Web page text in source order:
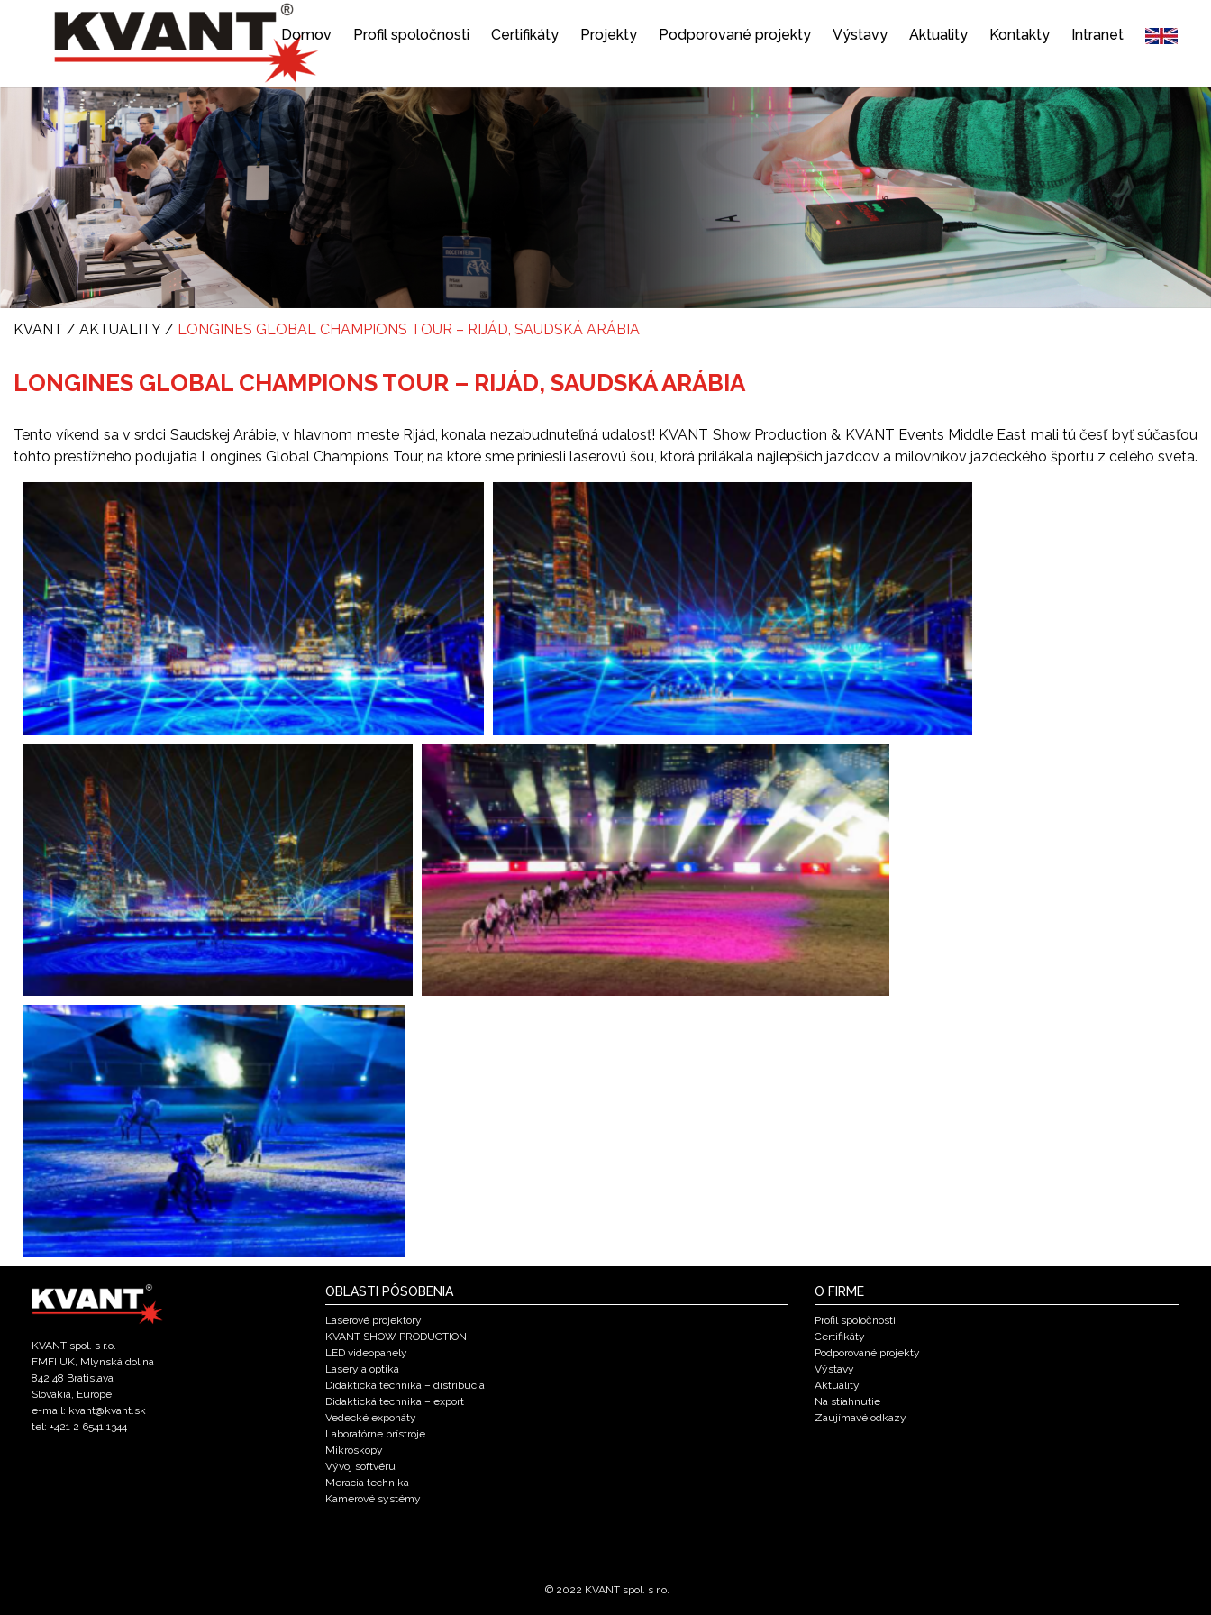
Domov Profil spoločnosti Certifikáty Projekty Podporované projekty Výstavy Aktuality Kontakty Intranet
KVANT / AKTUALITY / LONGINES GLOBAL CHAMPIONS TOUR – RIJÁD, SAUDSKÁ ARÁBIA
LONGINES GLOBAL CHAMPIONS TOUR – RIJÁD, SAUDSKÁ ARÁBIA
Tento víkend sa v srdci Saudskej Arábie, v hlavnom meste Rijád, konala nezabudnuteľná udalosť! KVANT Show Production & KVANT Events Middle East mali tú česť byť súčasťou
tohto prestížneho podujatia Longines Global Champions Tour, na ktoré sme priniesli laserovú šou, ktorá prilákala najlepších jazdcov a milovníkov jazdeckého športu z celého sveta.
KVANT spol. s r.o.
FMFI UK, Mlynská dolina
842 48 Bratislava
Slovakia, Europe
e-mail: kvant@kvant.sk
tel: +421 2 6541 1344
OBLASTI PÔSOBENIA
Laserové projektory
KVANT SHOW PRODUCTION
LED videopanely
Lasery a optika
Didaktická technika – distribúcia
Didaktická technika – export
Vedecké exponáty
Laboratórne prístroje
Mikroskopy
Vývoj softvéru
Meracia technika
Kamerové systémy
O FIRME
Profil spoločnosti
Certifikáty
Podporované projekty
Výstavy
Aktuality
Na stiahnutie
Zaujímavé odkazy
© 2022 KVANT spol. s r.o.